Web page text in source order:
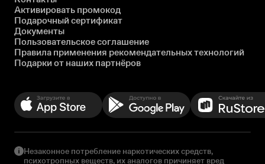
Активировать промокод
Подарочный сертификат
Документы
Пользовательское соглашение
Правила применения рекомендательных технологий
Подарки от наших партнёров
Незаконное потребление наркотических средств,
психотропных веществ, их аналогов причиняет вред